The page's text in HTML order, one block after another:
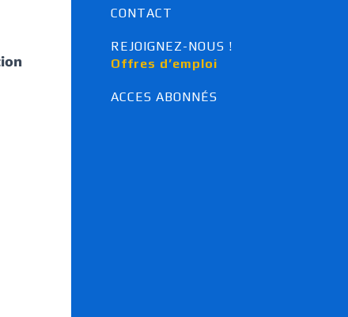
Ventilation à Orléans
Electricité à Orléans
Automatisme à Orléans
Domaines spécifiques
CONTACT
REJOIGNEZ-NOUS !
Offres d’emploi
ACCES ABONNÉS